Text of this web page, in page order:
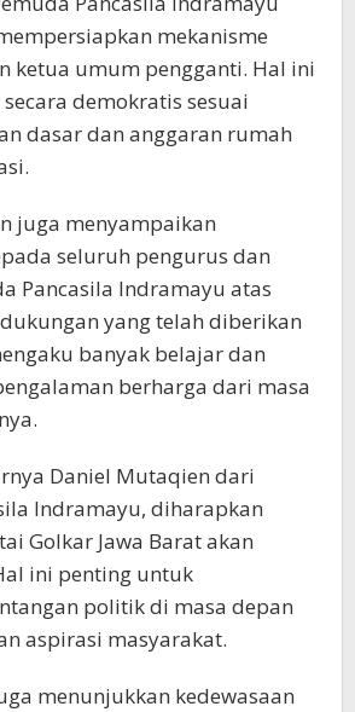
mekanisme
ketua umum pengganti. Hal ini
demokratis sesuai
dasar dan anggaran rumah
juga menyampaikan
seluruh pengurus dan
Pancasila Indramayu atas
yang telah diberikan
banyak belajar dan
berharga dari masa
Daniel Mutaqien dari
Indramayu, diharapkan
Golkar Jawa Barat akan
ini penting untuk
politik di masa depan
aspirasi masyarakat.
menunjukkan kedewasaan